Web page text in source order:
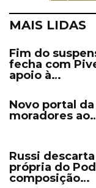
MAIS LIDAS
Fim do
fecha com
apoio à…
Novo portal
moradores
Russi
própria do
composição…